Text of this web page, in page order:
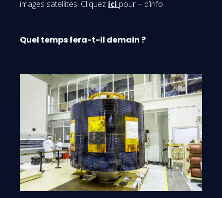
images satellites. Cliquez ici pour + d’info
Quel temps fera-t-il demain ?